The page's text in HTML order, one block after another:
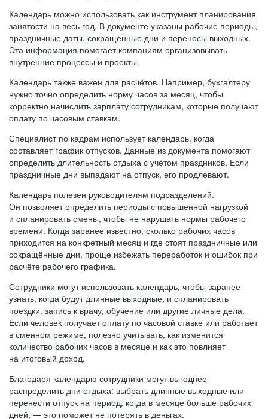
Календарь можно использовать как инструмент планирования
занятости на весь год. В документе указаны рабочие периоды,
праздничные даты, сокращённые дни и переносы выходных.
Эта информация помогает компаниям организовывать
внутренние процессы и проекты.
Календарь также важен для расчётов. Например, бухгалтеру
нужно точно определить норму часов за месяц, чтобы
корректно начислить зарплату сотрудникам, которые получают
оплату по часовым ставкам.
Специалист по кадрам использует календарь, когда
составляет график отпусков. Данные из документа помогают
определить длительность отдыха с учётом праздников. Если
праздничные дни выпадают на отпуск, его продлевают.
Календарь полезен руководителям подразделений.
Он позволяет определить периоды с повышенной нагрузкой
и спланировать смены, чтобы не нарушать нормы рабочего
времени. Когда заранее известно, сколько рабочих часов
приходится на конкретный месяц и где стоят праздничные или
сокращённые дни, проще избежать переработок и ошибок при
расчёте рабочего графика.
Сотрудники могут использовать календарь, чтобы заранее
узнать, когда будут длинные выходные, и спланировать
поездки, запись к врачу, обучение или другие личные дела.
Если человек получает оплату по часовой ставке или работает
в сменном режиме, полезно учитывать, как изменится
количество рабочих часов в месяце и как это повлияет
на итоговый доход.
Благодаря календарю сотрудники могут выгоднее
распределить дни отдыха: выбрать длинные выходные или
перенести отпуск на период, когда в месяце больше рабочих
дней, — это поможет не потерять в деньгах.